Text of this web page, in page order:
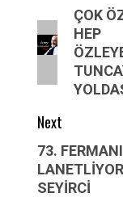
Previous
post:
ÇOK
HEP
Next
Next
post:
73. FERMANI
SEYİRCİ